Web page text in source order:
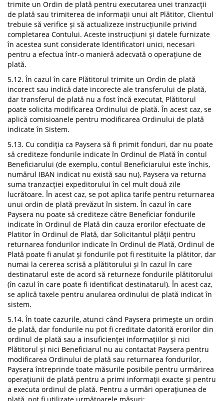
trimite un Ordin de plată pentru executarea unei tranzacții
de plată sau trimiterea de informații unui alt Plătitor, Clientul
trebuie să verifice și să actualizeze instrucțiunile privind
completarea Contului. Aceste instrucțiuni și datele furnizate
în acestea sunt considerate Identificatori unici, necesari
pentru a efectua într-o manieră adecvată o operațiune de
plată.
5.12. În cazul în care Plătitorul trimite un Ordin de plată
incorect sau indică date incorecte ale transferului de plată,
dar transferul de plată nu a fost încă executat, Plătitorul
poate solicita modificarea Ordinului de plată. În acest caz, se
aplică comisioanele pentru modificarea Ordinului de plată
indicate în Sistem.
5.13. Cu condiția ca Paysera să fi primit fonduri, dar nu poate
să crediteze fondurile indicate în Ordinul de Plată în contul
Beneficiarului (de exemplu, contul Beneficiarului este închis,
numărul IBAN indicat nu există sau nu), Paysera va returna
suma tranzacției expeditorului în cel mult două zile
lucrătoare. În acest caz, se pot aplica tarife pentru returnarea
unui ordin de plată prevăzut în sistem. În cazul în care
Paysera nu poate să crediteze către Beneficiar fondurile
indicate în Ordinul de Plată din cauza erorilor efectuate de
Platitor în Ordinul de Plată, dar Solicitantul plății pentru
returnarea fondurilor indicate în Ordinul de Plată, Ordinul de
Plată poate fi anulat și fondurile pot fi restituite la plătitor, dar
numai la cererea scrisă a plătitorului și în cazul în care
destinatarul este de acord să returneze fondurile plătitorului
(în cazul în care poate fi identificat destinatarul). În acest caz,
se aplică taxele pentru anularea ordinului de plată indicat în
sistem.
5.14. În toate cazurile, atunci când Paysera primește un ordin
de plată, dar fondurile nu pot fi creditate datorită erorilor din
ordinul de plată sau a insuficienței informațiilor și nici
Plătitorul și nici Beneficiarul nu au contactat Paysera pentru
modificarea Ordinului de plată sau returnarea fondurilor,
Paysera întreprinde toate măsurile posibile pentru urmărirea
operațiunii de plată pentru a primi informații exacte și pentru
a executa ordinul de plată. Pentru a urmări operațiunea de